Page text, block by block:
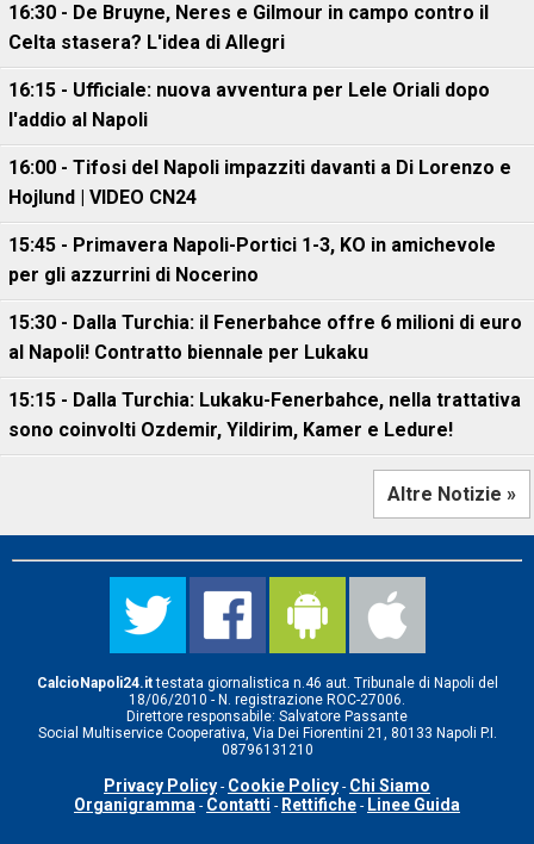
16:30 - De Bruyne, Neres e Gilmour in campo contro il
Celta stasera? L'idea di Allegri
16:15 - Ufficiale: nuova avventura per Lele Oriali dopo
l'addio al Napoli
16:00 - Tifosi del Napoli impazziti davanti a Di Lorenzo e
Hojlund | VIDEO CN24
15:45 - Primavera Napoli-Portici 1-3, KO in amichevole
per gli azzurrini di Nocerino
15:30 - Dalla Turchia: il Fenerbahce offre 6 milioni di euro
al Napoli! Contratto biennale per Lukaku
15:15 - Dalla Turchia: Lukaku-Fenerbahce, nella trattativa
sono coinvolti Ozdemir, Yildirim, Kamer e Ledure!
Altre Notizie »
CalcioNapoli24.ittestata giornalistica n.46 aut. Tribunale di Napoli del
18/06/2010 - N. registrazione ROC-27006.
Direttore responsabile: Salvatore Passante
Social Multiservice Cooperativa, Via Dei Fiorentini 21, 80133 Napoli P.I.
08796131210
Privacy Policy - Cookie Policy - Chi Siamo
Organigramma - Contatti - Rettifiche - Linee Guida